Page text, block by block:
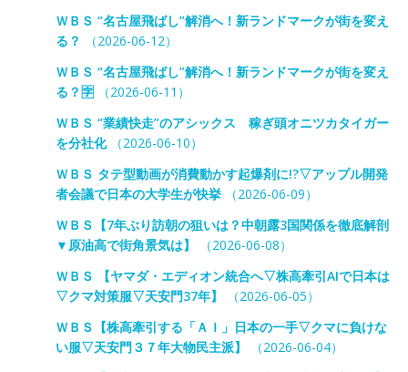
ＷＢＳ “名古屋飛ばし”解消へ！新ランドマークが街を変え
る？
（2026-06-12）
ＷＢＳ “名古屋飛ばし”解消へ！新ランドマークが街を変え
る？🈑 （2026-06-11）
ＷＢＳ “業績快走”のアシックス 稼ぎ頭オニツカタイガー
を分社化（2026-06-10）
ＷＢＳ タテ型動画が消費動かす起爆剤に!?▽アップル開発
者会議で日本の大学生が快挙（2026-06-09）
ＷＢＳ【7年ぶり訪朝の狙いは？中朝露3国関係を徹底解剖
▼原油高で街角景気は】
（2026-06-08）
ＷＢＳ 【ヤマダ・エディオン統合へ▽株高牽引AIで日本は
▽クマ対策服▽天安門37年】
（2026-06-05）
ＷＢＳ【株高牽引する「ＡＩ」日本の一手▽クマに負けな
い服▽天安門３７年大物民主派】
（2026-06-04）